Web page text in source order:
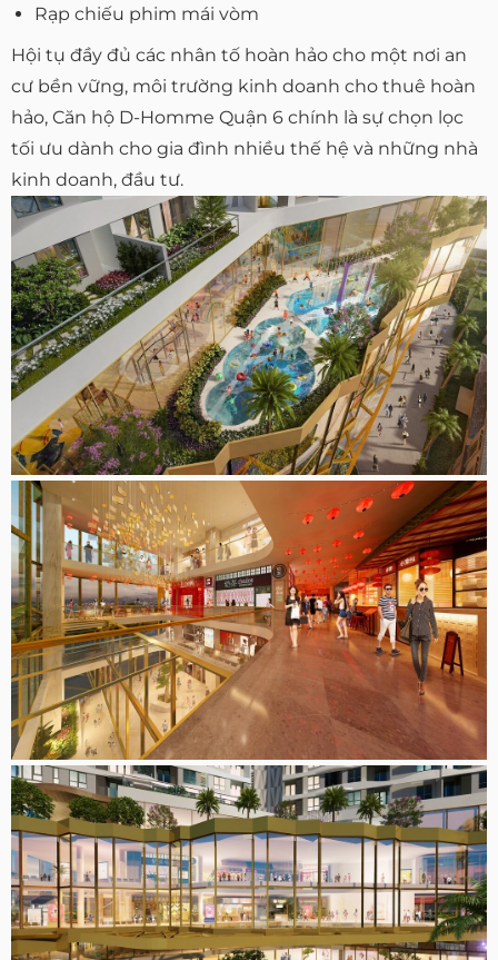
Rạp chiếu phim mái vòm
Hội tụ đầy đủ các nhân tố hoàn hảo cho một nơi an
cư bền vững, môi trường kinh doanh cho thuê hoàn
hảo, Căn hộ D-Homme Quận 6 chính là sự chọn lọc
tối ưu dành cho gia đình nhiều thế hệ và những nhà
kinh doanh, đầu tư.